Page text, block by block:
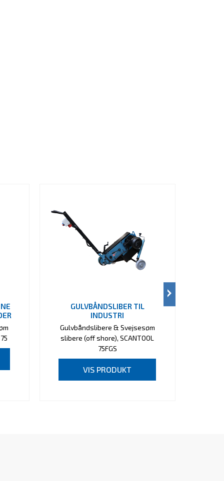
GULVBÅNDSLIBER TIL
INDUSTRI
Gulvbåndslibere & Svejsesøm
slibere (off shore), SCANTOOL
75FGS
VIS PRODUKT